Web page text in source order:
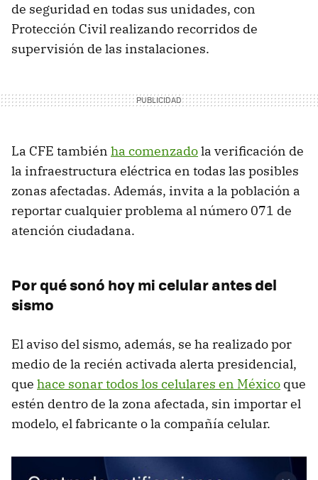
de seguridad en todas sus unidades, con
Protección Civil realizando recorridos de
supervisión de las instalaciones.
La CFE también ha comenzadola verificación de
la infraestructura eléctrica en todas las posibles
zonas afectadas. Además, invita a la población a
reportar cualquier problema al número 071 de
atención ciudadana.
Por qué sonó hoy mi celular antes del
sismo
El aviso del sismo, además, se ha realizado por
medio de la recién activada alerta presidencial,
que hace sonar todos los celulares en México que
estén dentro de la zona afectada, sin importar el
modelo, el fabricante o la compañía celular.